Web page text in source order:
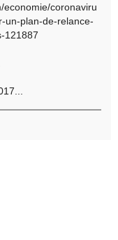
economie/coronaviru
un-plan-de-relance-
121887